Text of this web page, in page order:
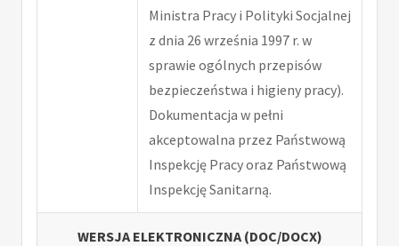
Ministra Pracy i Polityki Socjalnej
z dnia 26 września 1997 r. w
sprawie ogólnych przepisów
bezpieczeństwa i higieny pracy).
Dokumentacja w pełni
akceptowalna przez Państwową
Inspekcję Pracy oraz Państwową
Inspekcję Sanitarną.
WERSJA ELEKTRONICZNA (DOC/DOCX)